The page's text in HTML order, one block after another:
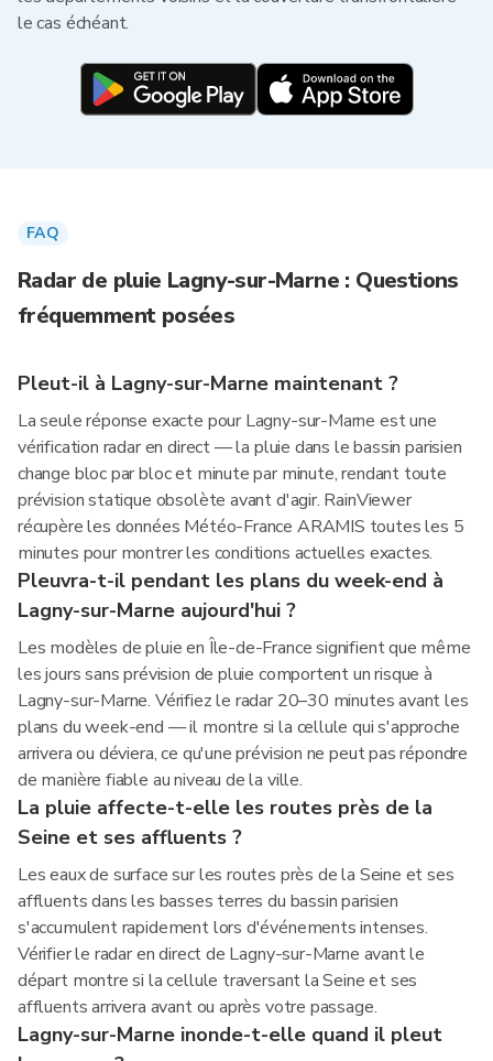
le cas échéant.
FAQ
Radar de pluie Lagny-sur-Marne : Questions
fréquemment posées
Pleut-il à Lagny-sur-Marne maintenant ?
La seule réponse exacte pour Lagny-sur-Marne est une
vérification radar en direct — la pluie dans le bassin parisien
change bloc par bloc et minute par minute, rendant toute
prévision statique obsolète avant d'agir. RainViewer
récupère les données Météo-France ARAMIS toutes les 5
minutes pour montrer les conditions actuelles exactes.
Pleuvra-t-il pendant les plans du week-end à
Lagny-sur-Marne aujourd'hui ?
Les modèles de pluie en Île-de-France signifient que même
les jours sans prévision de pluie comportent un risque à
Lagny-sur-Marne. Vérifiez le radar 20–30 minutes avant les
plans du week-end — il montre si la cellule qui s'approche
arrivera ou déviera, ce qu'une prévision ne peut pas répondre
de manière fiable au niveau de la ville.
La pluie affecte-t-elle les routes près de la
Seine et ses affluents ?
Les eaux de surface sur les routes près de la Seine et ses
affluents dans les basses terres du bassin parisien
s'accumulent rapidement lors d'événements intenses.
Vérifier le radar en direct de Lagny-sur-Marne avant le
départ montre si la cellule traversant la Seine et ses
affluents arrivera avant ou après votre passage.
Lagny-sur-Marne inonde-t-elle quand il pleut